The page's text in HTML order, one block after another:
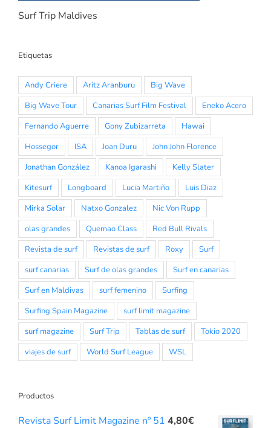
Surf Trip Maldives
Etiquetas
Andy Criere Aritz Aranburu
Big Wave
Big Wave Tour
Canarias Surf Film Festival
Eneko Acero
Fernando Aguerre
Gony Zubizarreta
Hawai
Hossegor
ISA Joan Duru
John John Florence
Jonathan González
Kanoa Igarashi
Kelly Slater
Kitesurf
Longboard Lucia Martiño
Luis Diaz
Mirka Solar
Natxo Gonzalez
Nic Von Rupp
olas grandes
Quemao Class
Red Bull Rivals
Revista de surf
Revistas de surf Roxy
Surf
surf canarias
Surf de olas grandes
Surf en canarias
Surf en Maldivas
surf femenino
Surfing
Surfing Spain Magazine
surf limit magazine
surf magazine
Surf Trip Tablas de surf
Tokio 2020
viajes de surf
World Surf League WSL
Productos
Revista Surf Limit Magazine nº 51 4,80€